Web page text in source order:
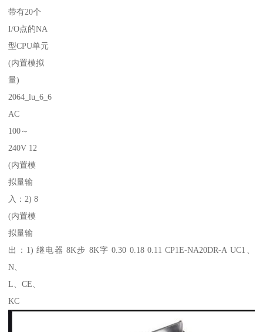
带有20个
I/O点的NA
型CPU单元
(内置模拟
量)
2064_lu_6_6
AC
100～
240V 12
(内置模
拟量输
入：2) 8
(内置模
拟量输
出：1) 继电器 8K步 8K字 0.30 0.18 0.11 CP1E-NA20DR-A UC1、
N、
L、CE、
KC